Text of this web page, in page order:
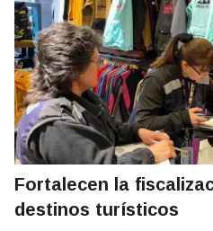
Fortalecen la
destinos turísticos